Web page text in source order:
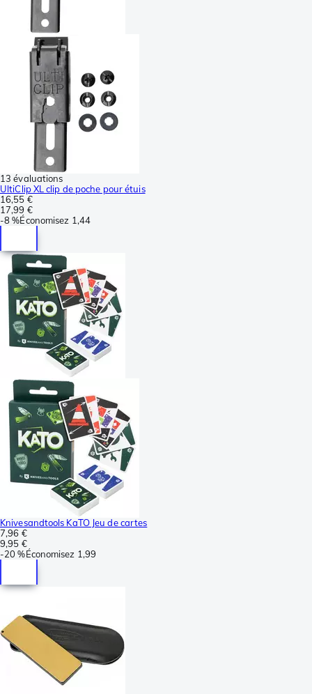
13 évaluations
UltiClip XL clip de poche pour étuis
16,55 €
17,99 €
-8 %Économisez 1,44
Knivesandtools KaTO Jeu de cartes
7,96 €
9,95 €
-20 %Économisez 1,99